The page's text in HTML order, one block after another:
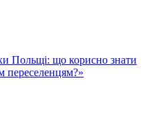
Польщі: що корисно знати
переселенцям?»